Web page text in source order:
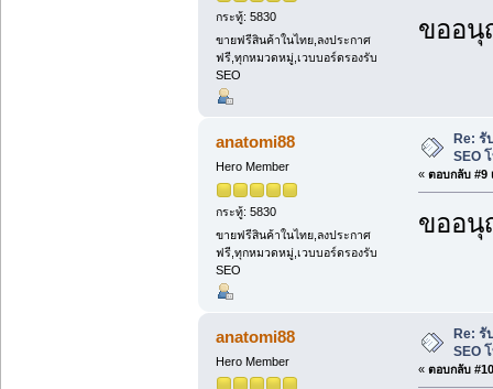
กระทู้: 5830
ขายฟรีสินค้าในไทย,ลงประกาศ
ฟรี,ทุกหมวดหมู่,เวบบอร์ดรองรับ
SEO
ขออนุ
anatomi88
Hero Member
กระทู้: 5830
ขายฟรีสินค้าในไทย,ลงประกาศ
ฟรี,ทุกหมวดหมู่,เวบบอร์ดรองรับ
SEO
Re:
SEO
« ตอบกลับ #9
ขออนุ
anatomi88
Hero Member
Re:
SEO
« ตอบกลับ